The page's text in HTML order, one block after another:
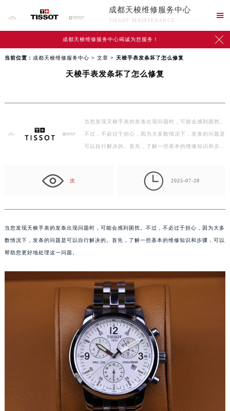
成都天梭维修服务中心
TISSOT MAINTENANCE

成都天梭维修服务中心竭诚为您服务！ 
当前位置： 成都天梭维修服务中心 > 文章 > 天梭手表发条坏了怎么修复
天梭手表发条坏了怎么修复
当您发现天梭手表的发条出现问题时，可能会感到困扰。
不过，不必过于担心，因为大多数情况下，发条的问题是
可以自行解决的。首先，了解一些基本的维修知识和步
次  2025-07-28
当您发现天梭手表的发条出现问题时，可能会感到困扰。不过，不必过于担心，因为大多
数情况下，发条的问题是可以自行解决的。首先，了解一些基本的维修知识和步骤，可以
帮助您更好地处理这一问题。